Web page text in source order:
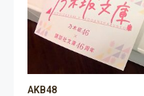
AKB48